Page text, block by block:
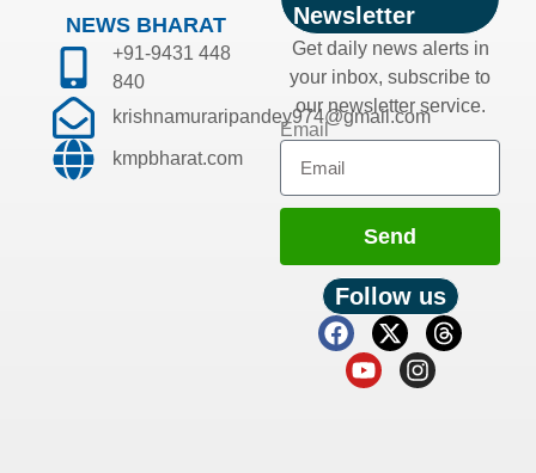
NEWS BHARAT
+91-9431 448
840
krishnamuraripandey974@gmail.com
kmpbharat.com
Newsletter
Get daily news alerts in
your inbox, subscribe to
our newsletter service.
Email
Send
Follow us